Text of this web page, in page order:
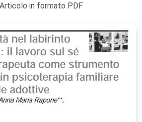
in formato PDF